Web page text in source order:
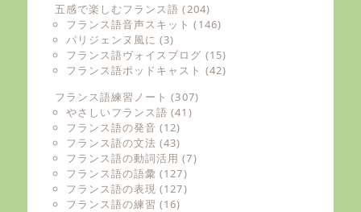
五感で楽しむフランス語 (204)
フランス語音声スキット (146)
パリジェンヌ風に (3)
フランス語ヴォイスブログ (15)
フランス語ポッドキャスト (42)
フランス語練習ノート (307)
やさしいフランス語 (41)
フランス語の発音 (12)
フランス語の文法 (43)
フランス語の動詞活用 (7)
フランス語の語彙 (127)
フランス語の表現 (127)
フランス語の練習 (16)